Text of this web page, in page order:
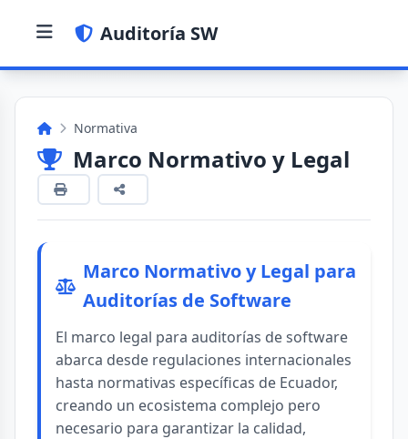
Auditoría SW
Normativa
Marco Normativo y Legal
Marco Normativo y Legal para
Auditorías de Software
El marco legal para auditorías de software
abarca desde regulaciones internacionales
hasta normativas específicas de Ecuador,
creando un ecosistema complejo pero
necesario para garantizar la calidad,